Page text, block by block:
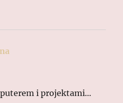
i projektami…